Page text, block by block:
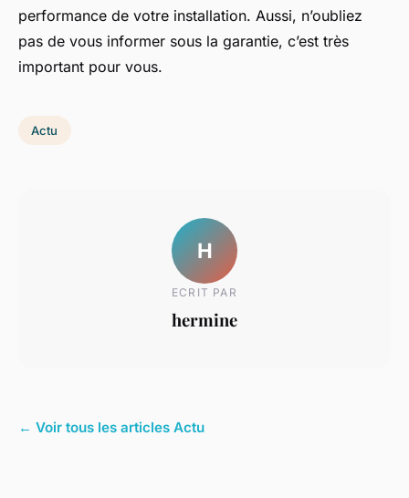
performance de votre installation. Aussi, n’oubliez
pas de vous informer sous la garantie, c’est très
important pour vous.
Actu
H
ECRIT PAR
hermine
← Voir tous les articles Actu